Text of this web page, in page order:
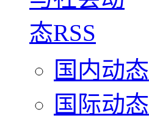
国内动态
国际动态